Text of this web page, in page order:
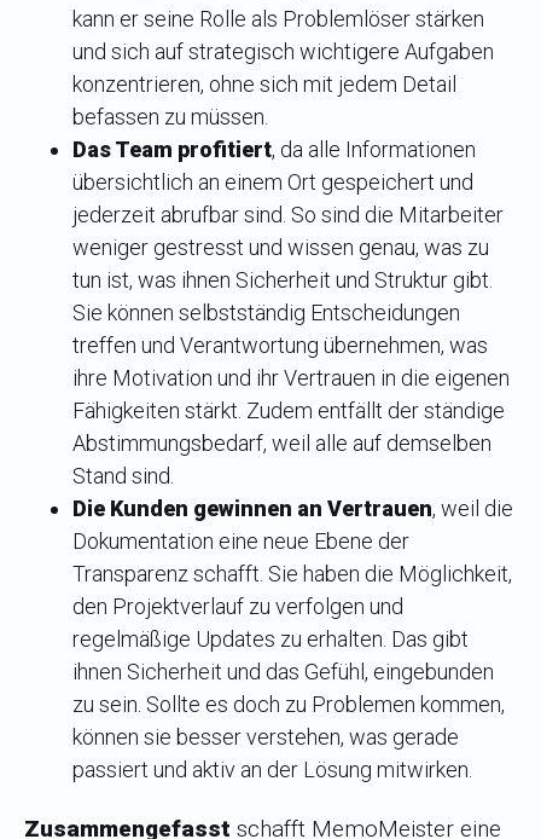
kann er seine Rolle als Problemlöser stärken
und sich auf strategisch wichtigere Aufgaben
konzentrieren, ohne sich mit jedem Detail
befassen zu müssen.
Das Team profitiert, da alle Informationen
übersichtlich an einem Ort gespeichert und
jederzeit abrufbar sind. So sind die Mitarbeiter
weniger gestresst und wissen genau, was zu
tun ist, was ihnen Sicherheit und Struktur gibt.
Sie können selbstständig Entscheidungen
treffen und Verantwortung übernehmen, was
ihre Motivation und ihr Vertrauen in die eigenen
Fähigkeiten stärkt. Zudem entfällt der ständige
Abstimmungsbedarf, weil alle auf demselben
Stand sind.
Die Kunden gewinnen an Vertrauen, weil die
Dokumentation eine neue Ebene der
Transparenz schafft. Sie haben die Möglichkeit,
den Projektverlauf zu verfolgen und
regelmäßige Updates zu erhalten. Das gibt
ihnen Sicherheit und das Gefühl, eingebunden
zu sein. Sollte es doch zu Problemen kommen,
können sie besser verstehen, was gerade
passiert und aktiv an der Lösung mitwirken.
Zusammengefasst schafft MemoMeister eine